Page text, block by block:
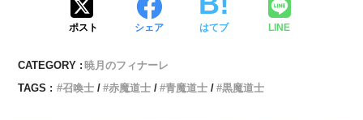
ポスト シェア はてブ LINE
CATEGORY : 暁月のフィナーレ
TAGS :
召喚士 赤魔道士 青魔道士 黒魔道士